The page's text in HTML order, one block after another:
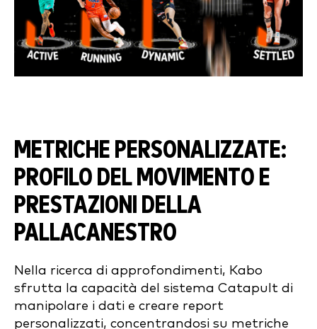
METRICHE PERSONALIZZATE:
PROFILO DEL MOVIMENTO E
PRESTAZIONI DELLA
PALLACANESTRO
Nella ricerca di approfondimenti, Kabo
sfrutta la capacità del sistema Catapult di
manipolare i dati e creare report
personalizzati, concentrandosi su metriche